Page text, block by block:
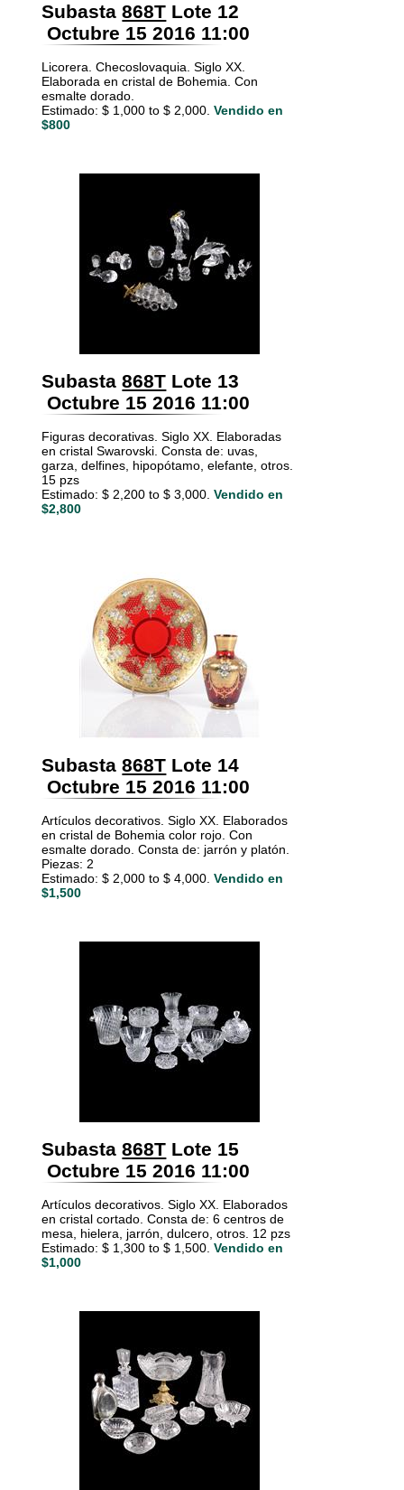
Subasta 868T Lote 12
Octubre 15 2016 11:00
Licorera. Checoslovaquia. Siglo XX.
Elaborada en cristal de Bohemia. Con
esmalte dorado.
Estimado: $ 1,000 to $ 2,000. Vendido en
$800
Subasta 868T Lote 13
Octubre 15 2016 11:00
Figuras decorativas. Siglo XX. Elaboradas
en cristal Swarovski. Consta de: uvas,
garza, delfines, hipopótamo, elefante, otros.
15 pzs
Estimado: $ 2,200 to $ 3,000. Vendido en
$2,800
Subasta 868T Lote 14
Octubre 15 2016 11:00
Artículos decorativos. Siglo XX. Elaborados
en cristal de Bohemia color rojo. Con
esmalte dorado. Consta de: jarrón y platón.
Piezas: 2
Estimado: $ 2,000 to $ 4,000. Vendido en
$1,500
Subasta 868T Lote 15
Octubre 15 2016 11:00
Artículos decorativos. Siglo XX. Elaborados
en cristal cortado. Consta de: 6 centros de
mesa, hielera, jarrón, dulcero, otros. 12 pzs
Estimado: $ 1,300 to $ 1,500. Vendido en
$1,000